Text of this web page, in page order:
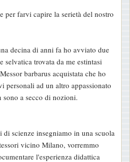
per farvi capire la serietà del nostro
decina di anni fa ho avviato due
selvatica trovata da me estintasi
barbarus acquistata che ho
personali ad un altro appassionato
a secco di nozioni.
scienze insegniamo in una scuola
vicino Milano, vorremmo
l'esperienza didattica